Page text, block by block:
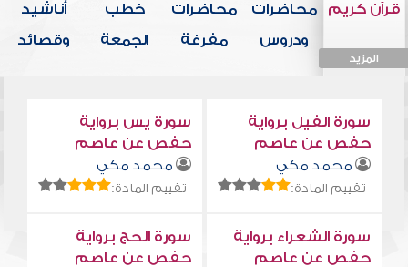
قرآن كريم
المزيد
محاضرات
ودروس
محاضرات
مفرغة
خطب
الجمعة
أناشيد
وقصائد
سورة الفيل برواية
حفص عن عاصم
محمد مكي
تقييم المادة:
سورة يس برواية
حفص عن عاصم
محمد مكي
تقييم المادة:
سورة الشعراء برواية
حفص عن عاصم
سورة الحج برواية
حفص عن عاصم